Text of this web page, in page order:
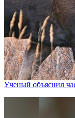
Ученый объяснил